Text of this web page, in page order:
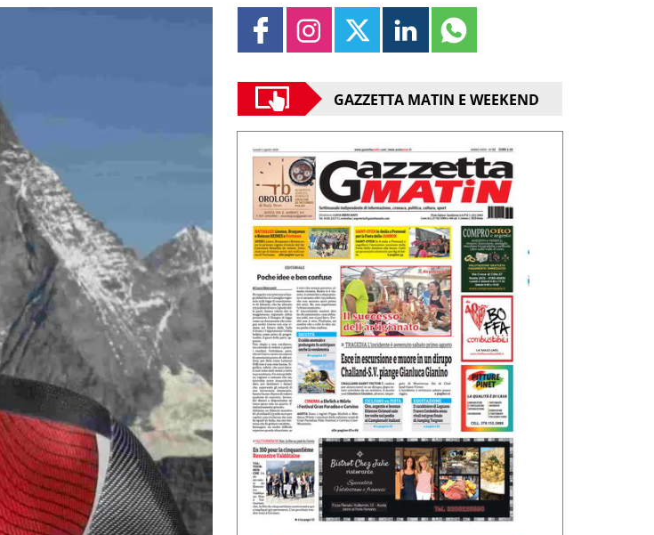
GAZZETTA MATIN E WEEKEND